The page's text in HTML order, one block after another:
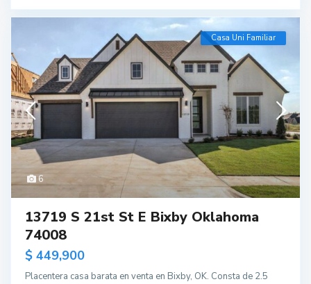
6
Casa Uni Familiar
13719 S 21st St E Bixby Oklahoma
74008
$ 449,900
Placentera casa barata en venta en Bixby, OK. Consta de 2.5